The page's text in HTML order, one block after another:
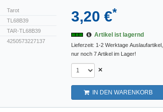
Tarot
TL68B39
TAR-TL68B39
4250573227137
3,20 €*
Artikel ist lagernd
Lieferzeit: 1-2 Werktage Auslaufartikel,
nur noch 7 Artikel im Lager!
×
IN DEN WARENKORB